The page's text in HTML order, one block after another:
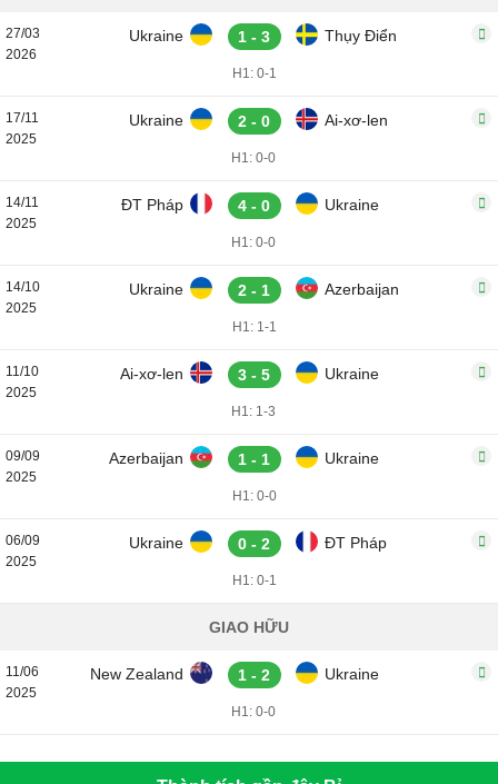
27/03
2026
Ukraine 1 - 3 Thụy Điển
H1: 0-1
17/11
2025
Ukraine 2 - 0 Ai-xơ-len
H1: 0-0
14/11
2025
ĐT Pháp 4 - 0 Ukraine
H1: 0-0
14/10
2025
Ukraine 2 - 1 Azerbaijan
H1: 1-1
11/10
2025
Ai-xơ-len 3 - 5 Ukraine
H1: 1-3
09/09
2025
Azerbaijan 1 - 1 Ukraine
H1: 0-0
06/09
2025
Ukraine 0 - 2 ĐT Pháp
H1: 0-1
GIAO HỮU
11/06
2025
New Zealand 1 - 2 Ukraine
H1: 0-0